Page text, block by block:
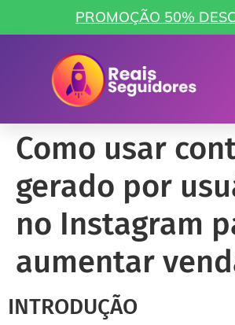
PROMOÇÃO 50%
Como usar
gerado por
no Instagram
aumentar
INTRODUÇÃO